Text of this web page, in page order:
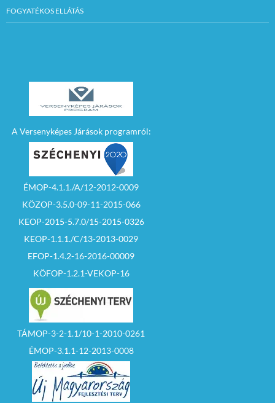
FOGYATÉKOS ELLÁTÁS
A Versenyképes Járások programról:
ÉMOP-4.1.1./A/12-2012-0009
KÖZOP-3.5.0-09-11-2015-066
KEOP-2015-5.7.0/15-2015-0326
KEOP-1.1.1./C/13-2013-0029
EFOP-1.4.2-16-2016-00009
KÖFOP-1.2.1-VEKOP-16
TÁMOP-3-2-1.1/10-1-2010-0261
ÉMOP-3.1.1-12-2013-0008